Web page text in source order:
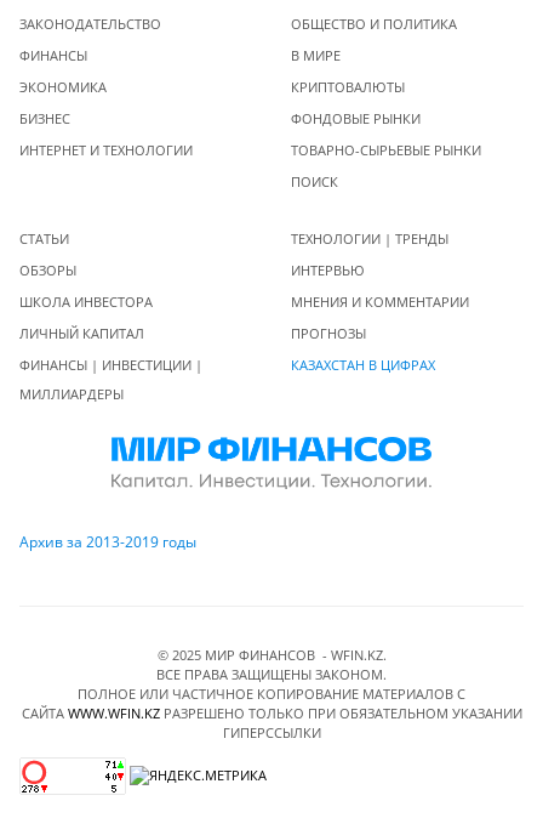
ЗАКОНОДАТЕЛЬСТВО
ФИНАНСЫ
ЭКОНОМИКА
БИЗНЕС
ИНТЕРНЕТ И ТЕХНОЛОГИИ
ОБЩЕСТВО И ПОЛИТИКА
В МИРЕ
КРИПТОВАЛЮТЫ
ФОНДОВЫЕ РЫНКИ
ТОВАРНО-СЫРЬЕВЫЕ РЫНКИ
ПОИСК
СТАТЬИ
ОБЗОРЫ
ШКОЛА ИНВЕСТОРА
ЛИЧНЫЙ КАПИТАЛ
ФИНАНСЫ | ИНВЕСТИЦИИ |
МИЛЛИАРДЕРЫ
ТЕХНОЛОГИИ | ТРЕНДЫ
ИНТЕРВЬЮ
МНЕНИЯ И КОММЕНТАРИИ
ПРОГНОЗЫ
КАЗАХСТАН В ЦИФРАХ
Архив за 2013-2019 годы
© 2025 МИР ФИНАНСОВ - WFIN.KZ.
ВСЕ ПРАВА ЗАЩИЩЕНЫ ЗАКОНОМ.
ПОЛНОЕ ИЛИ ЧАСТИЧНОЕ КОПИРОВАНИЕ МАТЕРИАЛОВ C
САЙТА WWW.WFIN.KZРАЗРЕШЕНО ТОЛЬКО ПРИ ОБЯЗАТЕЛЬНОМ УКАЗАНИИ
ГИПЕРССЫЛКИ